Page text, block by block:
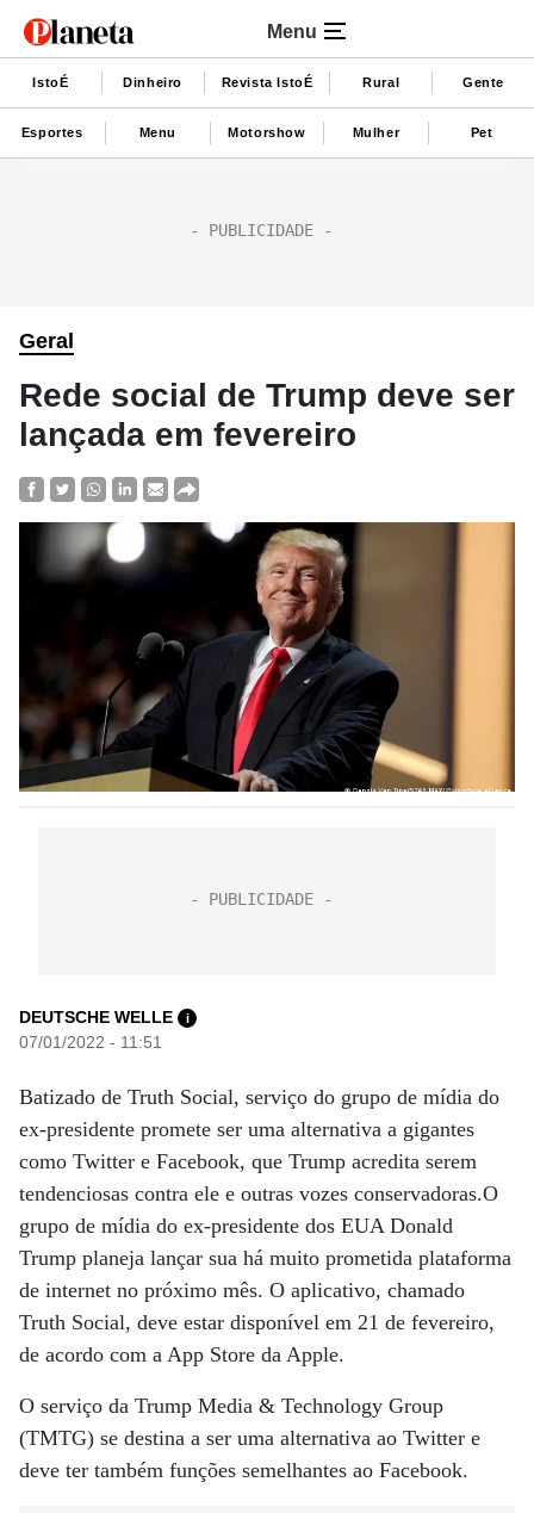
Menu
IstoÉ Dinheiro Revista IstoÉ Rural Gente
Esportes Menu Motorshow Mulher Pet
Geral
Rede social de Trump deve ser
lançada em fevereiro
DEUTSCHE WELLE i
07/01/2022 - 11:51
Batizado de Truth Social, serviço do grupo de mídia do
ex-presidente promete ser uma alternativa a gigantes
como Twitter e Facebook, que Trump acredita serem
tendenciosas contra ele e outras vozes conservadoras.O
grupo de mídia do ex-presidente dos EUA Donald
Trump planeja lançar sua há muito prometida plataforma
de internet no próximo mês. O aplicativo, chamado
Truth Social, deve estar disponível em 21 de fevereiro,
de acordo com a App Store da Apple.
O serviço da Trump Media & Technology Group
(TMTG) se destina a ser uma alternativa ao Twitter e
deve ter também funções semelhantes ao Facebook.